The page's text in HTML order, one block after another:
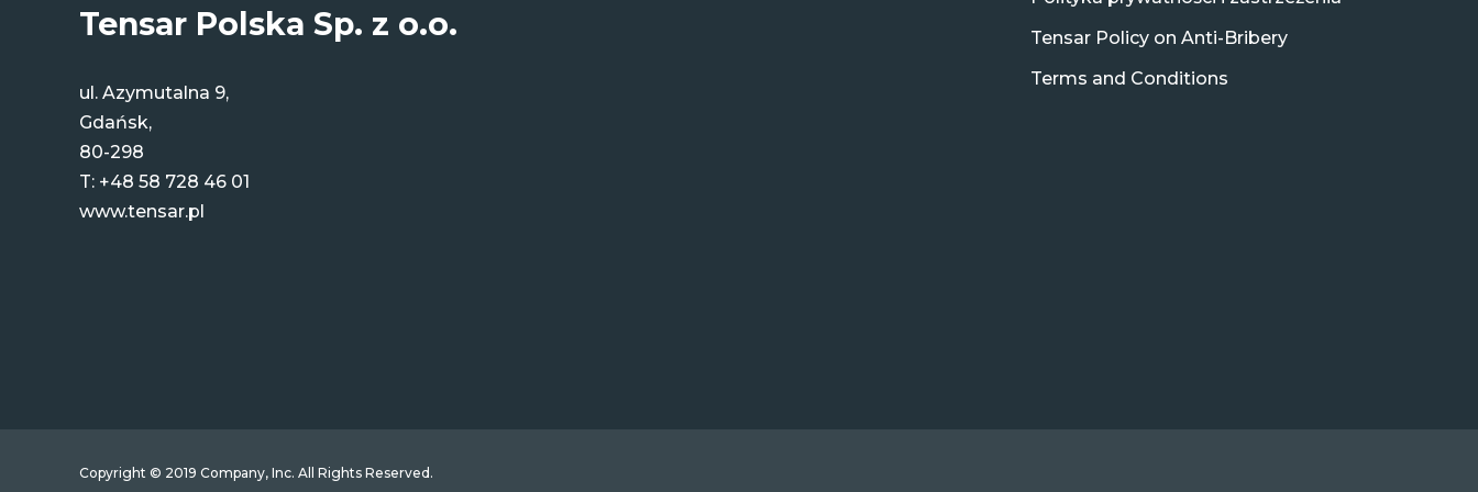
Tensar Polska Sp. z o.o.
ul. Azymutalna 9,
Gdańsk,
80-298
T: +48 58 728 46 01
www.tensar.pl
Tensar Policy on Anti-Bribery
Terms and Conditions
Copyright © 2019 Company, Inc. All Rights Reserved.